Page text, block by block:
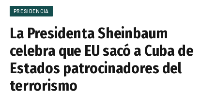
PRESIDENCIA
La Presidenta Sheinbaum
celebra que EU sacó a Cuba de
Estados patrocinadores del
terrorismo